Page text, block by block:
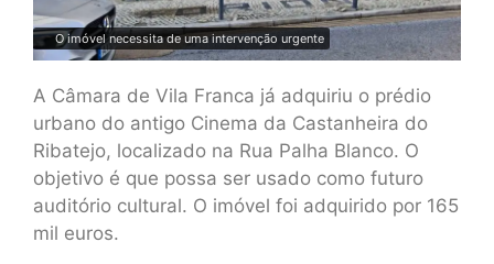
O imóvel necessita de uma intervenção urgente
A Câmara de Vila Franca já adquiriu o prédio
urbano do antigo Cinema da Castanheira do
Ribatejo, localizado na Rua Palha Blanco. O
objetivo é que possa ser usado como futuro
auditório cultural. O imóvel foi adquirido por 165
mil euros.